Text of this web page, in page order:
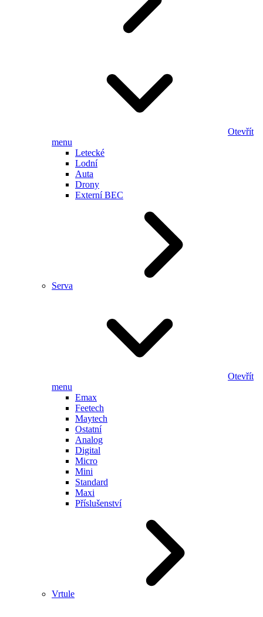
Otevřít
menu
Letecké
Lodní
Auta
Drony
Externí BEC
Serva
Otevřít
menu
Emax
Feetech
Maytech
Ostatní
Analog
Digital
Micro
Mini
Standard
Maxi
Příslušenství
Vrtule